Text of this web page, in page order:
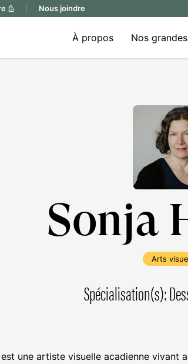
lock Nous joindre
À propos Nos
Sonja
Arts
Spécialisation(s):
une artiste visuelle acadienne vivant